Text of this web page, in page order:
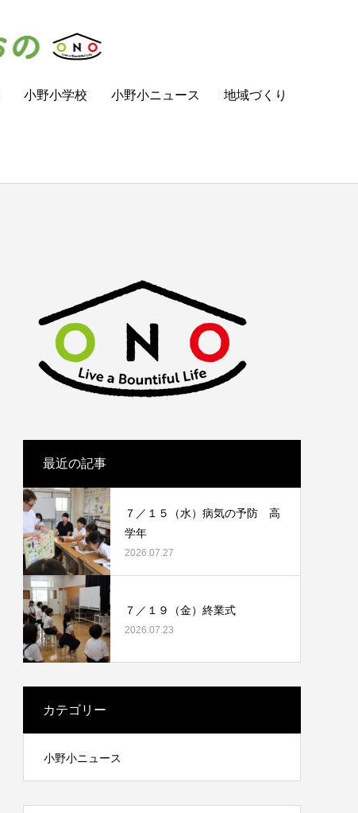
小野小学校 小野小ニュース 地域づくり
最近の記事
７／１５（水）病気の予防 高
学年
2026.07.27
７／１９（金）終業式
2026.07.23
カテゴリー
小野小ニュース